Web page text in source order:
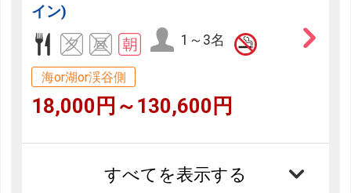
イン)
1～3名
海or湖or渓谷側
18,000円～130,600円
すべてを表示する